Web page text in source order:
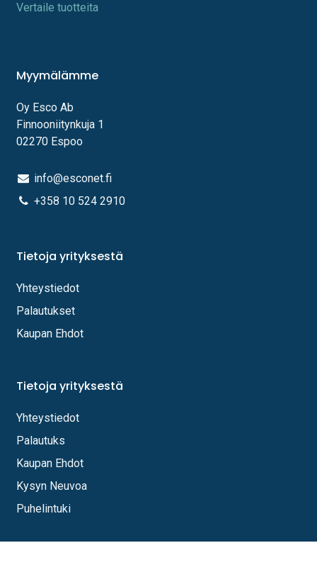
Vertaile tuotteita
Myymälämme
Oy Esco Ab
Finnooniitynkuja 1
02270 Espoo
info@esconet.fi
+358 10 524 2910
Tietoja yrityksestä
Yhteystiedot
Palautukset
Kaupan Ehdot
Tietoja yrityksestä
Yhteystiedot
Palautuks
Kaupan Ehdot
Kysyn Neuvoa
Puhelintuki